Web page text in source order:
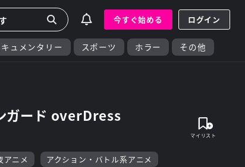
今すぐ始める ログイン
キュメンタリー スポーツ ホラー その他
ガード overDress
アニメ
アクション・バトル系アニメ